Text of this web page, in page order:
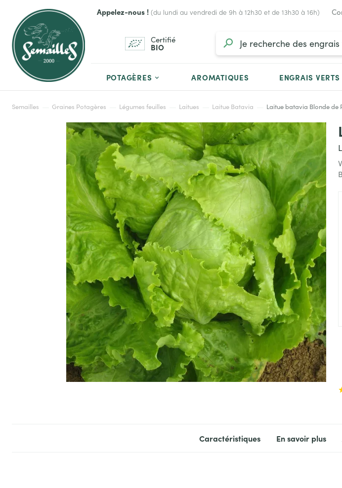
Appelez-nous ! (du lundi au vendredi de 9h à 12h30 et de 13h30 à 16h)
Certifié
BIO
POTAGÈRES AROMATIQUES ENGRAIS VERTS
Semailles Graines Potagères Légumes feuilles Laitues Laitue Batavia Laitue batavia Blonde de
Caractéristiques En savoir plus